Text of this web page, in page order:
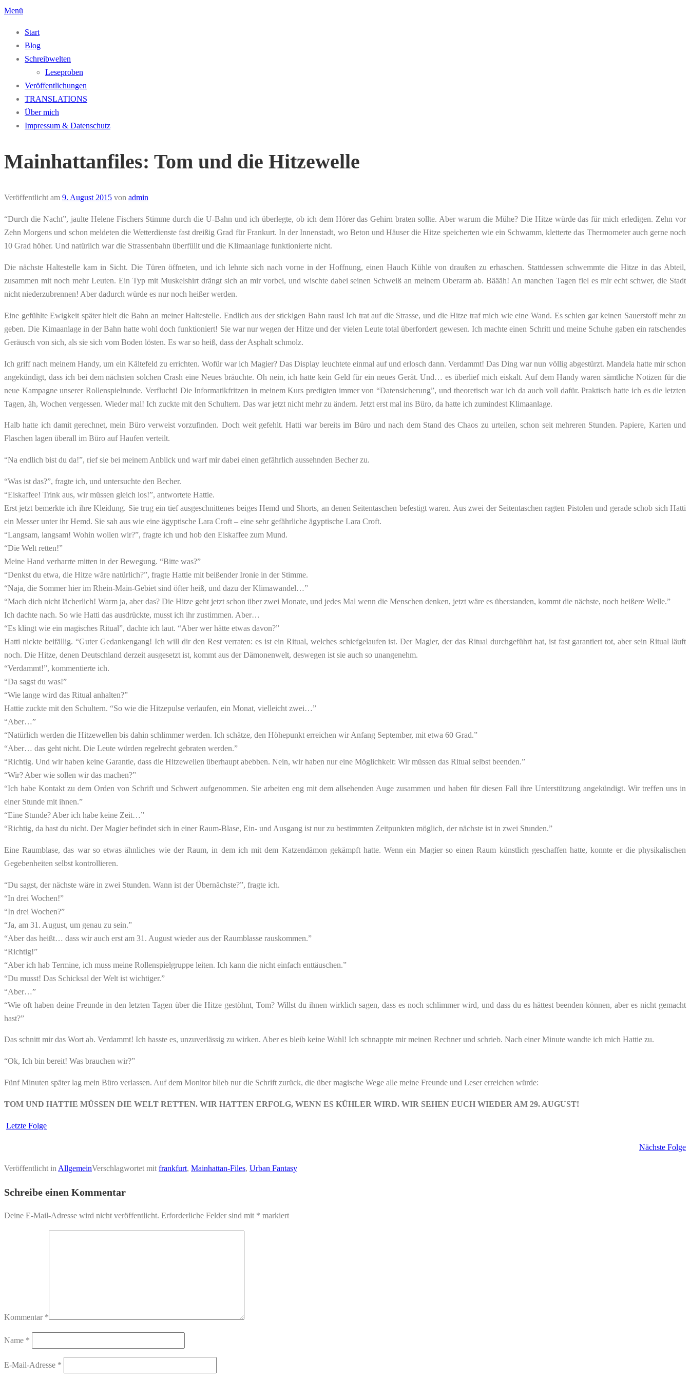
Zum
springen
Menü
Start
Blog
Schreibwelten
Leseproben
Veröffentlichungen
TRANSLATIONS
Über mich
Impressum & Datenschutz
Mainhattanfiles: Tom und die Hitzewelle
Veröffentlicht am 9. August 2015 von admin
“Durch die Nacht”, jaulte Helene Fischers Stimme durch die U-Bahn und ich überlegte, ob ich dem Hörer das Gehirn braten sollte. Aber warum die Mühe? Die Hitze würde das für mich erledigen. Zehn vor
Zehn Morgens und schon meldeten die Wetterdienste fast dreißig Grad für Frankurt. In der Innenstadt, wo Beton und Häuser die Hitze speicherten wie ein Schwamm, kletterte das Thermometer auch gerne noch
10 Grad höher. Und natürlich war die Strassenbahn überfüllt und die Klimaanlage funktionierte nicht.
Die nächste Haltestelle kam in Sicht. Die Türen öffneten, und ich lehnte sich nach vorne in der Hoffnung, einen Hauch Kühle von draußen zu erhaschen. Stattdessen schwemmte die Hitze in das Abteil,
zusammen mit noch mehr Leuten. Ein Typ mit Muskelshirt drängt sich an mir vorbei, und wischte dabei seinen Schweiß an meinem Oberarm ab. Bäääh! An manchen Tagen fiel es mir echt schwer, die Stadt
nicht niederzubrennen! Aber dadurch würde es nur noch heißer werden.
Eine gefühlte Ewigkeit später hielt die Bahn an meiner Haltestelle. Endlich aus der stickigen Bahn raus! Ich trat auf die Strasse, und die Hitze traf mich wie eine Wand. Es schien gar keinen Sauerstoff mehr zu
geben. Die Kimaanlage in der Bahn hatte wohl doch funktioniert! Sie war nur wegen der Hitze und der vielen Leute total überfordert gewesen. Ich machte einen Schritt und meine Schuhe gaben ein ratschendes
Geräusch von sich, als sie sich vom Boden lösten. Es war so heiß, dass der Asphalt schmolz.
Ich griff nach meinem Handy, um ein Kältefeld zu errichten. Wofür war ich Magier? Das Display leuchtete einmal auf und erlosch dann. Verdammt! Das Ding war nun völlig abgestürzt. Mandela hatte mir schon
angekündigt, dass ich bei dem nächsten solchen Crash eine Neues bräuchte. Oh nein, ich hatte kein Geld für ein neues Gerät. Und… es überlief mich eiskalt. Auf dem Handy waren sämtliche Notizen für die
neue Kampagne unserer Rollenspielrunde. Verflucht! Die Informatikfritzen in meinem Kurs predigten immer von “Datensicherung”, und theoretisch war ich da auch voll dafür. Praktisch hatte ich es die letzten
Tagen, äh, Wochen vergessen. Wieder mal! Ich zuckte mit den Schultern. Das war jetzt nicht mehr zu ändern. Jetzt erst mal ins Büro, da hatte ich zumindest Klimaanlage.
Halb hatte ich damit gerechnet, mein Büro verweist vorzufinden. Doch weit gefehlt. Hatti war bereits im Büro und nach dem Stand des Chaos zu urteilen, schon seit mehreren Stunden. Papiere, Karten und
Flaschen lagen überall im Büro auf Haufen verteilt.
“Na endlich bist du da!”, rief sie bei meinem Anblick und warf mir dabei einen gefährlich aussehnden Becher zu.
“Was ist das?”, fragte ich, und untersuchte den Becher.
“Eiskaffee! Trink aus, wir müssen gleich los!”, antwortete Hattie.
Erst jetzt bemerkte ich ihre Kleidung. Sie trug ein tief ausgeschnittenes beiges Hemd und Shorts, an denen Seitentaschen befestigt waren. Aus zwei der Seitentaschen ragten Pistolen und gerade schob sich Hatti
ein Messer unter ihr Hemd. Sie sah aus wie eine ägyptische Lara Croft – eine sehr gefährliche ägyptische Lara Croft.
“Langsam, langsam! Wohin wollen wir?”, fragte ich und hob den Eiskaffee zum Mund.
“Die Welt retten!”
Meine Hand verharrte mitten in der Bewegung. “Bitte was?”
“Denkst du etwa, die Hitze wäre natürlich?”, fragte Hattie mit beißender Ironie in der Stimme.
“Naja, die Sommer hier im Rhein-Main-Gebiet sind öfter heiß, und dazu der Klimawandel…”
“Mach dich nicht lächerlich! Warm ja, aber das? Die Hitze geht jetzt schon über zwei Monate, und jedes Mal wenn die Menschen denken, jetzt wäre es überstanden, kommt die nächste, noch heißere Welle.”
Ich dachte nach. So wie Hatti das ausdrückte, musst ich ihr zustimmen. Aber…
“Es klingt wie ein magisches Ritual”, dachte ich laut. “Aber wer hätte etwas davon?”
Hatti nickte beifällig. “Guter Gedankengang! Ich will dir den Rest verraten: es ist ein Ritual, welches schiefgelaufen ist. Der Magier, der das Ritual durchgeführt hat, ist fast garantiert tot, aber sein Ritual läuft
noch. Die Hitze, denen Deutschland derzeit ausgesetzt ist, kommt aus der Dämonenwelt, deswegen ist sie auch so unangenehm.
“Verdammt!”, kommentierte ich.
“Da sagst du was!”
“Wie lange wird das Ritual anhalten?”
Hattie zuckte mit den Schultern. “So wie die Hitzepulse verlaufen, ein Monat, vielleicht zwei…”
“Aber…”
“Natürlich werden die Hitzewellen bis dahin schlimmer werden. Ich schätze, den Höhepunkt erreichen wir Anfang September, mit etwa 60 Grad.”
“Aber… das geht nicht. Die Leute würden regelrecht gebraten werden.”
“Richtig. Und wir haben keine Garantie, dass die Hitzewellen überhaupt abebben. Nein, wir haben nur eine Möglichkeit: Wir müssen das Ritual selbst beenden.”
“Wir? Aber wie sollen wir das machen?”
“Ich habe Kontakt zu dem Orden von Schrift und Schwert aufgenommen. Sie arbeiten eng mit dem allsehenden Auge zusammen und haben für diesen Fall ihre Unterstützung angekündigt. Wir treffen uns in
einer Stunde mit ihnen.”
“Eine Stunde? Aber ich habe keine Zeit…”
“Richtig, da hast du nicht. Der Magier befindet sich in einer Raum-Blase, Ein- und Ausgang ist nur zu bestimmten Zeitpunkten möglich, der nächste ist in zwei Stunden.”
Eine Raumblase, das war so etwas ähnliches wie der Raum, in dem ich mit dem Katzendämon gekämpft hatte. Wenn ein Magier so einen Raum künstlich geschaffen hatte, konnte er die physikalischen
Gegebenheiten selbst kontrollieren.
“Du sagst, der nächste wäre in zwei Stunden. Wann ist der Übernächste?”, fragte ich.
“In drei Wochen!”
“In drei Wochen?”
“Ja, am 31. August, um genau zu sein.”
“Aber das heißt… dass wir auch erst am 31. August wieder aus der Raumblasse rauskommen.”
“Richtig!”
“Aber ich hab Termine, ich muss meine Rollenspielgruppe leiten. Ich kann die nicht einfach enttäuschen.”
“Du musst! Das Schicksal der Welt ist wichtiger.”
“Aber…”
“Wie oft haben deine Freunde in den letzten Tagen über die Hitze gestöhnt, Tom? Willst du ihnen wirklich sagen, dass es noch schlimmer wird, und dass du es hättest beenden können, aber es nicht gemacht
hast?”
Das schnitt mir das Wort ab. Verdammt! Ich hasste es, unzuverlässig zu wirken. Aber es bleib keine Wahl! Ich schnappte mir meinen Rechner und schrieb. Nach einer Minute wandte ich mich Hattie zu.
“Ok, Ich bin bereit! Was brauchen wir?”
Fünf Minuten später lag mein Büro verlassen. Auf dem Monitor blieb nur die Schrift zurück, die über magische Wege alle meine Freunde und Leser erreichen würde:
TOM UND HATTIE MÜSSEN DIE WELT RETTEN. WIR HATTEN ERFOLG, WENN ES KÜHLER WIRD. WIR SEHEN EUCH WIEDER AM 29. AUGUST!
Letzte Folge
Nächste Folge
Veröffentlicht inAllgemeinVerschlagwortet mitfrankfurt, Mainhattan-Files, Urban Fantasy
Schreibe einen Kommentar
Deine E-Mail-Adresse wird nicht veröffentlicht. Erforderliche Felder sind mit * markiert
Kommentar *
Name *
E-Mail-Adresse *